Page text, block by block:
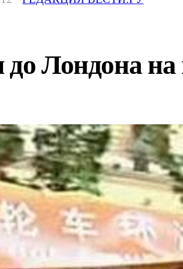
до Лондона